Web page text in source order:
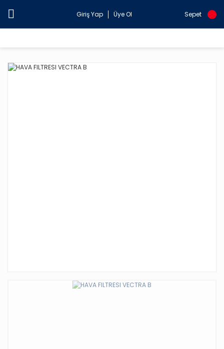
Giriş Yap Üye Ol Sepet